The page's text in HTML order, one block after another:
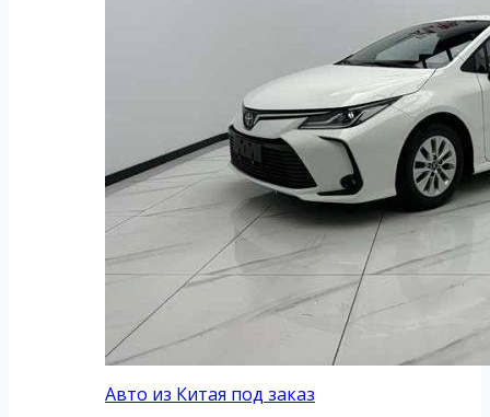
Авто из Китая под заказ